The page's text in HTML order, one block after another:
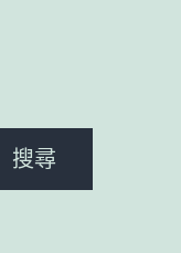
搜尋